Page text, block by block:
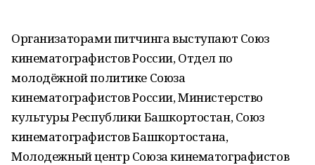
Организаторами питчинга выступают Союз
кинематографистов России, Отдел по
молодёжной политике Союза
кинематографистов России, Министерство
культуры Республики Башкортостан, Союз
кинематографистов Башкортостана,
Молодежный центр Союза кинематографистов